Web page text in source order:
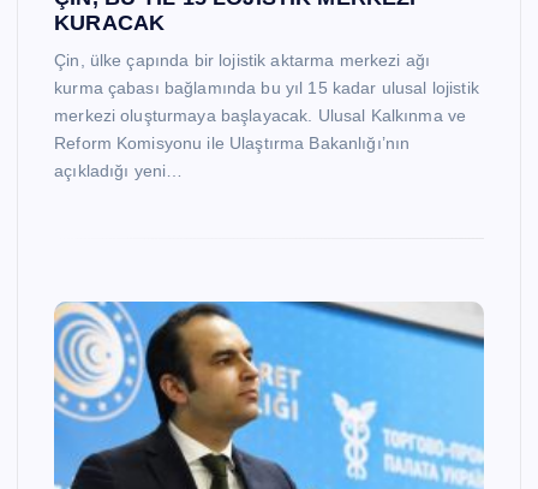
KURACAK
Çin, ülke çapında bir lojistik aktarma merkezi ağı
kurma çabası bağlamında bu yıl 15 kadar ulusal lojistik
merkezi oluşturmaya başlayacak. Ulusal Kalkınma ve
Reform Komisyonu ile Ulaştırma Bakanlığı’nın
açıkladığı yeni…